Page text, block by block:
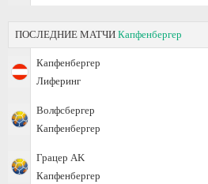
ПОСЛЕДНИЕ МАТЧИ Капфенбергер
Капфенбергер
Лиферинг
Волфсбергер
Капфенбергер
Грацер AK
Капфенбергер